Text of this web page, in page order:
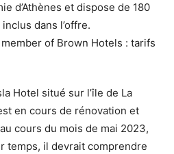
d’Athènes et dispose de 180
dans l’offre.
Hotel situé sur l’île de La
en cours de rénovation et
cours du mois de mai 2023,
temps, il devrait comprendre